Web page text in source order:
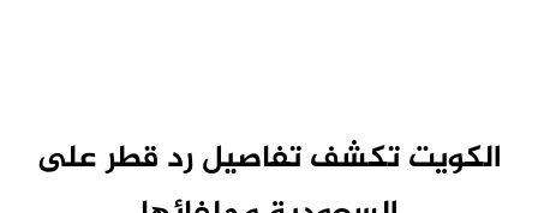
الكويت تكشف تفاصيل رد قطر على